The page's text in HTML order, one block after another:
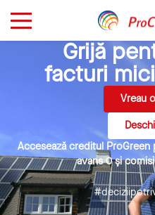
Grijă
facturi
Vreau
Accesează creditul
avans 0 și